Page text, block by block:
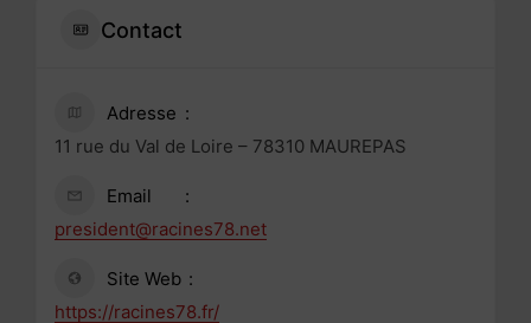
Contact
Adresse
11 rue du Val de Loire – 78310 MAUREPAS
Email
president@racines78.net
Site Web
https://racines78.fr/